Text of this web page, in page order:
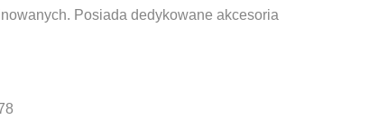
Posiada dedykowane akcesoria